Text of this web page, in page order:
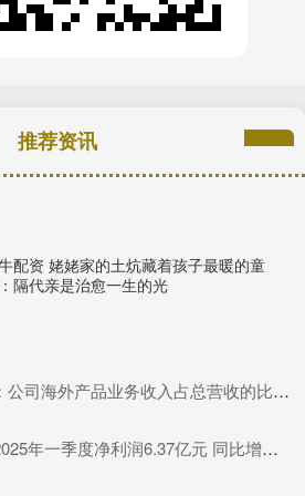
推荐资讯
配资 姥姥家的土炕藏着孩子最暖的童
隔代亲是治愈一生的光
海外产品业务收入占总营收的比例较低
一季度净利润6.37亿元 同比增长4.75%